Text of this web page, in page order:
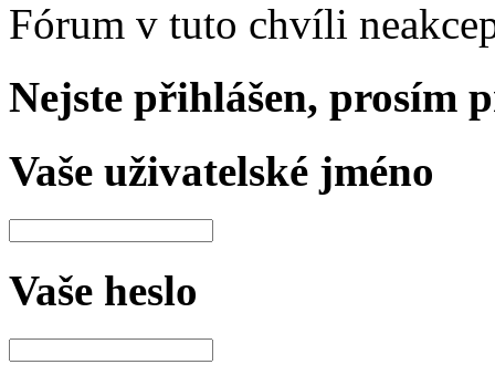
Fórum v tuto chvíli
Nejste přihlášen, prosím
Vaše uživatelské jméno
Vaše heslo